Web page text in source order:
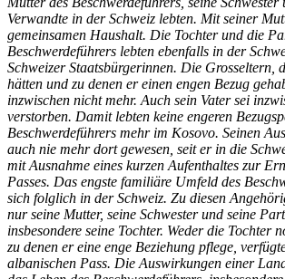
Verwandte in der Schweiz lebten. Mit seiner
gemeinsamen Haushalt. Die Tochter und die
Beschwerdeführers lebten ebenfalls in der
Schweizer Staatsbürgerinnen. Die Grosseltern,
hätten und zu denen er einen engen Bezug
inzwischen nicht mehr. Auch sein Vater sei
verstorben. Damit lebten keine engeren
Beschwerdeführers mehr im Kosovo. Seinen
auch nie mehr dort gewesen, seit er in die
mit Ausnahme eines kurzen Aufenthaltes zur
Passes. Das engste familiäre Umfeld des
sich folglich in der Schweiz. Zu diesen
nur seine Mutter, seine Schwester und seine
insbesondere seine Tochter. Weder die Tochter
zu denen er eine enge Beziehung pflege,
albanischen Pass. Die Auswirkungen einer